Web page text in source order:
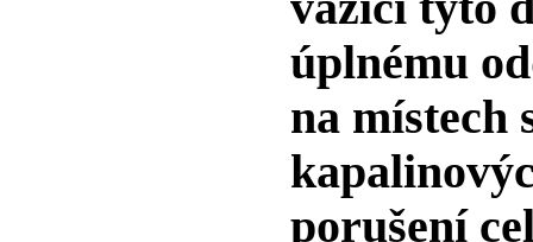
úplnému
na místech
porušení